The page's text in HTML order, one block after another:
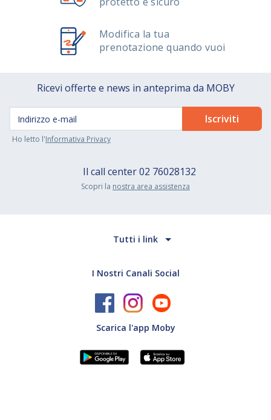
Modifica la tua
prenotazione quando vuoi
Ricevi offerte e news in anteprima da MOBY
Ho letto l'Informativa Privacy
Il call center02 76028132
Scopri la nostra area assistenza
Tutti i link
I Nostri Canali Social
Scarica l'app Moby